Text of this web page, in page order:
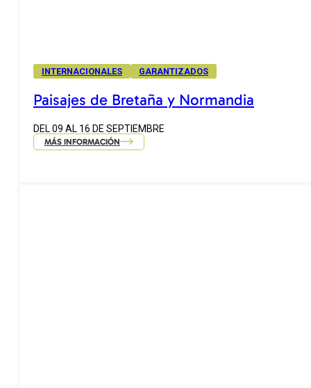
INTERNACIONALES GARANTIZADOS
Paisajes de Bretaña y Normandia
DEL 09 AL 16 DE SEPTIEMBRE
MÁS INFORMACIÓN